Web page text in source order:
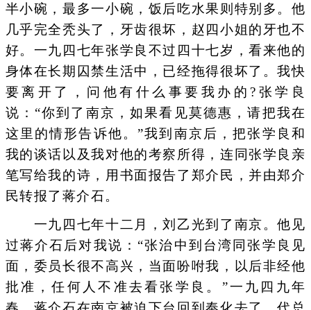
半小碗，最多一小碗，饭后吃水果则特别多。他
几乎完全秃头了，牙齿很坏，赵四小姐的牙也不
好。一九四七年张学良不过四十七岁，看来他的
身体在长期囚禁生活中，已经拖得很坏了。我快
要离开了，问他有什么事要我办的?张学良
说：“你到了南京，如果看见莫德惠，请把我在
这里的情形告诉他。”我到南京后，把张学良和
我的谈话以及我对他的考察所得，连同张学良亲
笔写给我的诗，用书面报告了郑介民，并由郑介
民转报了蒋介石。
一九四七年十二月，刘乙光到了南京。他见
过蒋介石后对我说：“张治中到台湾同张学良见
面，委员长很不高兴，当面吩咐我，以后非经他
批准，任何人不准去看张学良。”一九四九年